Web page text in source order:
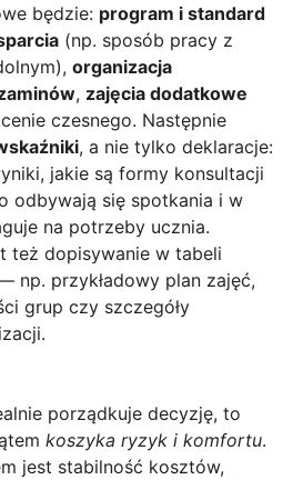
będzie: program i standard
(np. sposób pracy z
organizacja
, zajęcia dodatkowe
czesnego. Następnie
, a nie tylko deklaracje:
jakie są formy konsultacji
odbywają się spotkania i w
na potrzeby ucznia.
też dopisywanie w tabeli
np. przykładowy plan zajęć,
grup czy szczegóły
porządkuje decyzję, to
koszyka ryzyk i komfortu.
jest stabilność kosztów,